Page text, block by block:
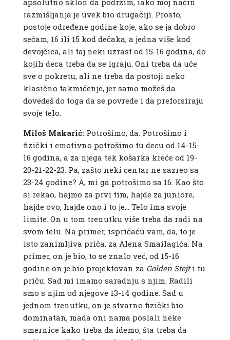
apsolutno sklon da podržim, iako moj način
razmišljanja je uvek bio drugačiji. Prosto,
postoje određene godine koje, ako se ja dobro
sećam, 16 ili 15 kod dečaka, a jedna više kod
devojčica, ali taj neki uzrast od 15-16 godina, do
kojih deca treba da se igraju. Oni treba da uče
sve o pokretu, ali ne treba da postoji neko
klasično takmičenje, jer samo možeš da
dovedeš do toga da se povrede i da preforsiraju
svoje telo.
Miloš Makarić:Potrošimo, da. Potrošimo i
fizički i emotivno potrošimo tu decu od 14-15-
16 godina, a za njega tek košarka kreće od 19-
20-21-22-23. Pa, zašto neki centar ne sazreo sa
23-24 godine? A, mi ga potrošimo sa 16. Kao što
si rekao, hajmo za prvi tim, hajde za juniore,
hajde ovo, hajde ono i to je… Telo ima svoje
limite. On u tom trenutku više treba da radi na
svom telu. Na primer, ispričaću vam, da, to je
isto zanimljiva priča, za Alena Smailagića. Na
primer, on je bio, to se znalo već, od 15-16
godine on je bio projektovan za Golden Stejti tu
priču. Sad mi imamo saradnju s njim. Radili
smo s njim od njegove 13-14 godine. Sad u
jednom trenutku, on je stvarno fizički bio
dominatan, mada oni nama poslali neke
smernice kako treba da idemo, šta treba da